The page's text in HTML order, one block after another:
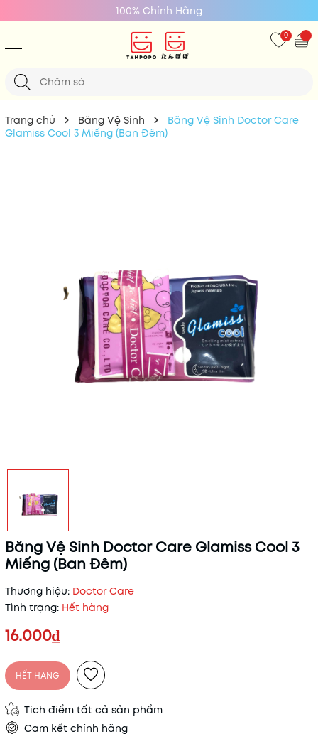
100% Chính Hãng
0
Trang chủ Băng Vệ Sinh
Băng Vệ Sinh Doctor Care
Glamiss Cool 3 Miếng (Ban Đêm)
Băng Vệ Sinh Doctor Care Glamiss Cool 3
Miếng (Ban Đêm)
Thương hiệu: Doctor Care
Tình trạng: Hết hàng
16.000₫
HẾT HÀNG
Tích điểm tất cả sản phẩm
Cam kết chính hãng
Mã khuyến mãi:
Điều kiện: